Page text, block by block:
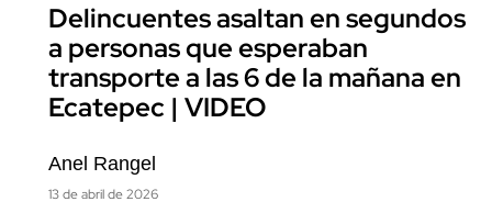
Delincuentes asaltan en segundos
a personas que esperaban
transporte a las 6 de la mañana en
Ecatepec | VIDEO
Anel Rangel
13 de abril de 2026